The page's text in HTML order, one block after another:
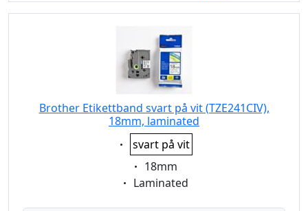
Brother Etikettband svart på vit (TZE241CIV),
18mm, laminated
Eigenschaft:
svart på vit
Eigenschaft:
18mm
Eigenschaft:
Laminated